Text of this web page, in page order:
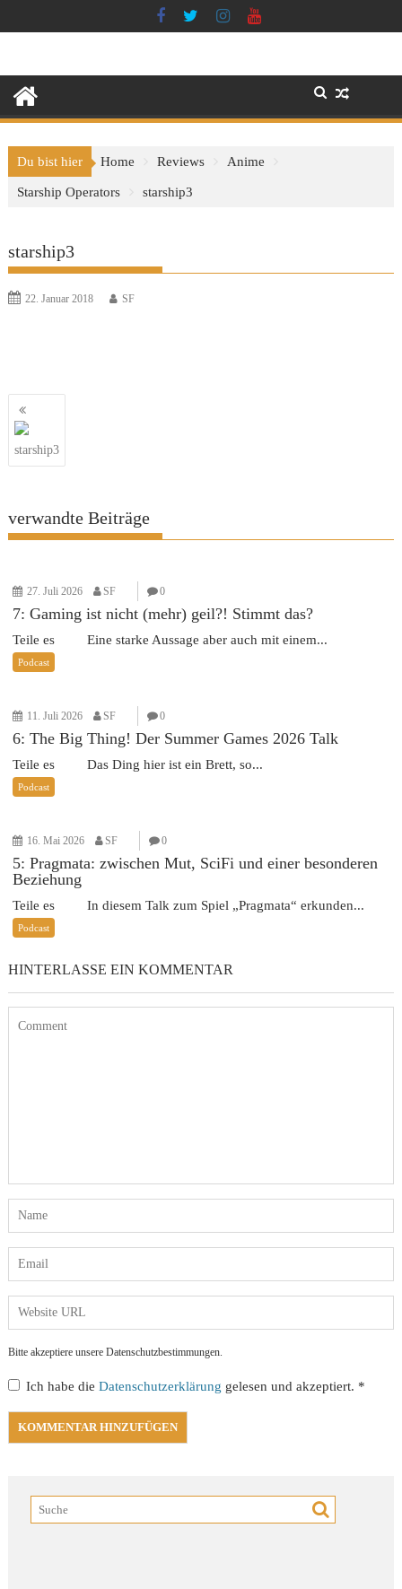
to
Du bist hier Home Reviews Anime
Starship Operators starship3
starship3
22. Januar 2018 SF
Beitragsnavigation
starship3
verwandte Beiträge
27. Juli 2026 SF 0
7: Gaming ist nicht (mehr) geil?! Stimmt das?
Teile es Eine starke Aussage aber auch mit einem...
Podcast
11. Juli 2026 SF 0
6: The Big Thing! Der Summer Games 2026 Talk
Teile es Das Ding hier ist ein Brett, so...
Podcast
16. Mai 2026 SF 0
5: Pragmata: zwischen Mut, SciFi und einer besonderen
Beziehung
Teile es In diesem Talk zum Spiel „Pragmata“ erkunden...
Podcast
HINTERLASSE EIN KOMMENTAR
Bitte akzeptiere unsere Datenschutzbestimmungen.
Ich habe dieDatenschutzerklärung gelesen und akzeptiert. *